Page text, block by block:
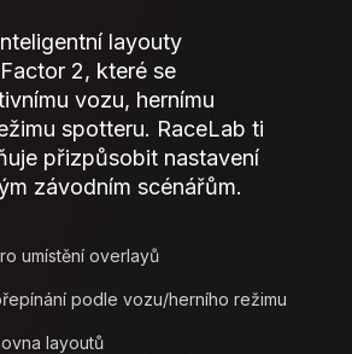
layouty
2, které se
vozu, hernímu
spotteru. RaceLab ti
přizpůsobit nastavení
závodním scénářům.
umístění overlayů
podle vozu/herního režimu
layoutů